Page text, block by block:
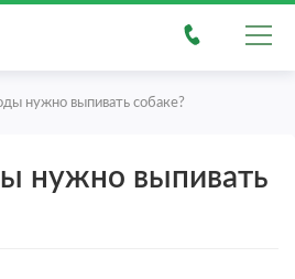
нужно выпивать собаке?
нужно выпивать